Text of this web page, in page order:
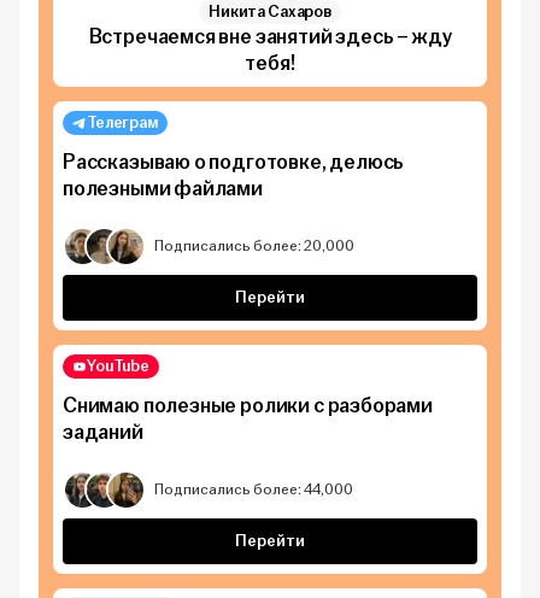
Никита Сахаров
Встречаемся вне занятий здесь – жду
тебя!
Телеграм
Рассказываю о подготовке, делюсь
полезными файлами
Перейти
Подписались более: 20,000
YouTube
Снимаю полезные ролики с разборами
заданий
Перейти
Подписались более: 44,000